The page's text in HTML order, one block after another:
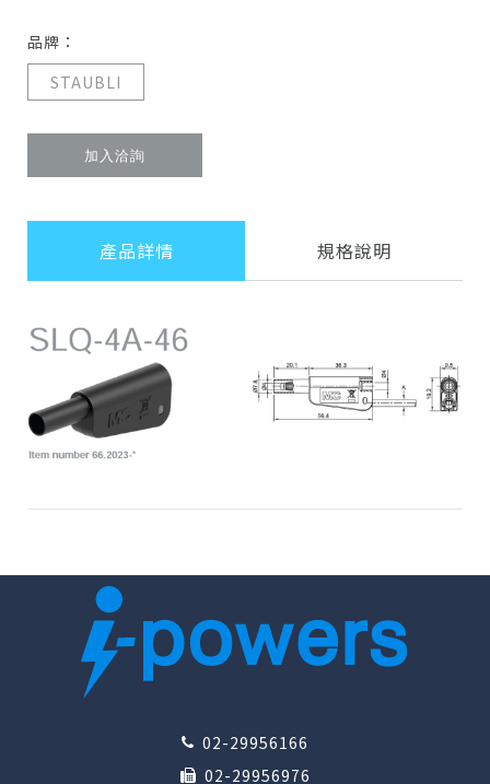
品牌：
STAUBLI
加入洽詢
產品詳情 規格說明
02-29956166
02-29956976